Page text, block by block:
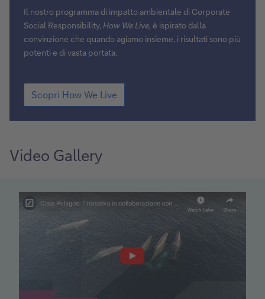
Il nostro programma di impatto ambientale di Corporate
Social Responsibility, How We Live, è ispirato dalla
convinzione che quando agiamo insieme, i risultati sono più
potenti e di vasta portata.
Scopri
How
We
Live
Scopri How We Live
Video Gallery